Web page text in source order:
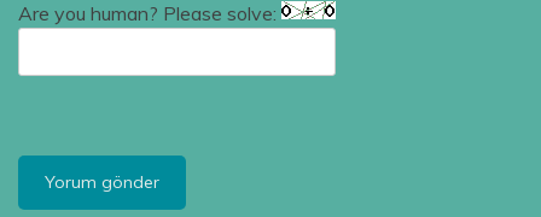
Are you human? Please solve: